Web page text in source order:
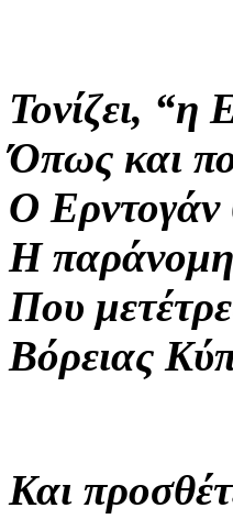
Τονίζει,
Όπως και
Ο Ερντογάν
Η παράνομη
Που
Βόρειας
Και